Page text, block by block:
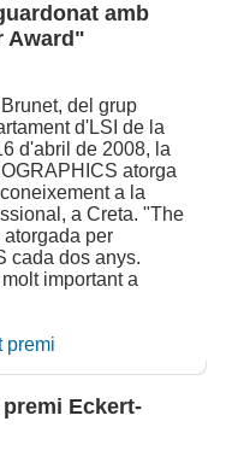
amb
Award"
del grup
d'LSI de la
d'abril de 2008, la
atorga
a la
a Creta. "The
per
cada dos anys.
important a
premi
Eckert-